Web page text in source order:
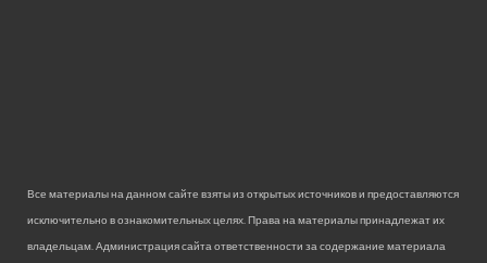
Все материалы на данном сайте взяты из открытых источников и предоставляются
исключительно в ознакомительных целях. Права на материалы принадлежат их
владельцам. Администрация сайта ответственности за содержание материала